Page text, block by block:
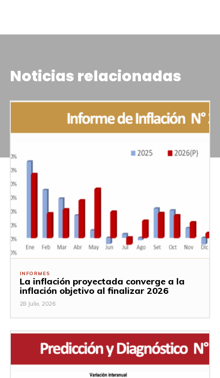
Noticias relacionadas
INFORMES
La inflación proyectada converge a la
inflación objetivo al finalizar 2026
28 Julio, 2026